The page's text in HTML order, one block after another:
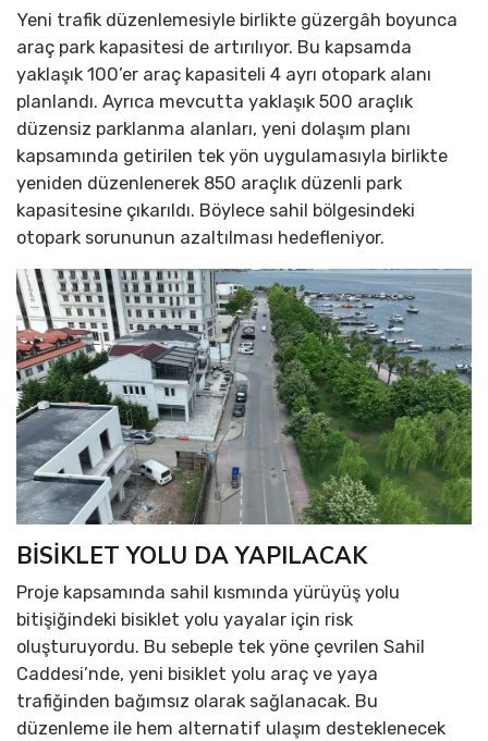
Yeni trafik düzenlemesiyle birlikte güzergâh boyunca
araç park kapasitesi de artırılıyor. Bu kapsamda
yaklaşık 100’er araç kapasiteli 4 ayrı otopark alanı
planlandı. Ayrıca mevcutta yaklaşık 500 araçlık
düzensiz parklanma alanları, yeni dolaşım planı
kapsamında getirilen tek yön uygulamasıyla birlikte
yeniden düzenlenerek 850 araçlık düzenli park
kapasitesine çıkarıldı. Böylece sahil bölgesindeki
otopark sorununun azaltılması hedefleniyor.
BİSİKLET YOLU DA YAPILACAK
Proje kapsamında sahil kısmında yürüyüş yolu
bitişiğindeki bisiklet yolu yayalar için risk
oluşturuyordu. Bu sebeple tek yöne çevrilen Sahil
Caddesi’nde, yeni bisiklet yolu araç ve yaya
trafiğinden bağımsız olarak sağlanacak. Bu
düzenleme ile hem alternatif ulaşım desteklenecek